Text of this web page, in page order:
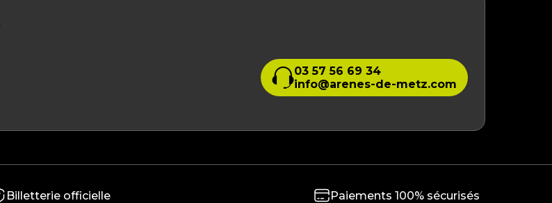
03 57 56 69 34
info@arenes-de-metz.com
Billetterie officielle Paiements 100% sécurisés